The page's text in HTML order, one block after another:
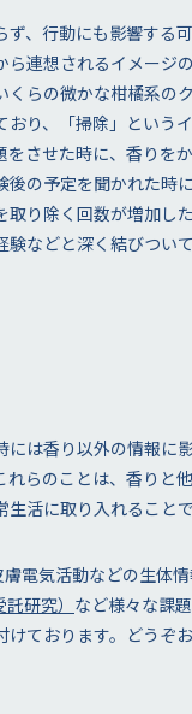
、行動にも影響する可
連想されるイメージ
くらの微かな柑橘系の
おり、「掃除」という
させた時に、香りを
の予定を聞かれた時
り除く回数が増加した
験などと深く結びつい
には香り以外の情報
らのことは、香りと
活に取り入れること
電気活動などの生体
研究） など様々な課
けております。どうぞ